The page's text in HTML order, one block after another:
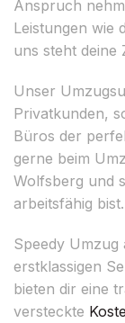
Anspruch
Leistungen wie
uns steht deine
Unser
Privatkunden,
Büros der
gerne beim
Wolfsberg und
arbeitsfähig bist.
Speedy Umzug
erstklassigen
bieten dir eine
versteckte